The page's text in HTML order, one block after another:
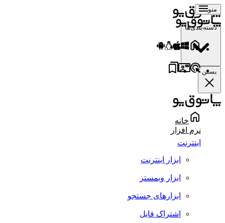
منو
دسته‌بندی‌ها
بستن
خانه
نرم افزار
اینترنت
ابزار اینترنت
ابزار وبمستر
ابزارهای جستجو
اشتراک فایل